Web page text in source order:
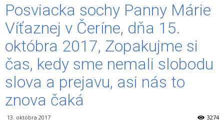
Posviacka sochy Panny Márie
Víťaznej v Čeríne, dňa 15.
októbra 2017, Zopakujme si
čas, kedy sme nemali slobodu
slova a prejavu, asi nás to
znova čaká
13. októbra 2017 3274